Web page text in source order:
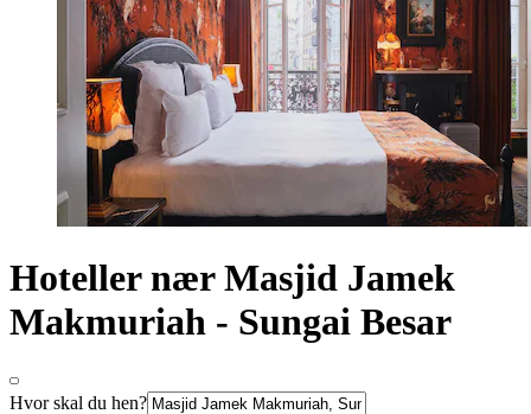
Hoteller nær Masjid Jamek
Makmuriah - Sungai Besar
Hvor skal du hen?